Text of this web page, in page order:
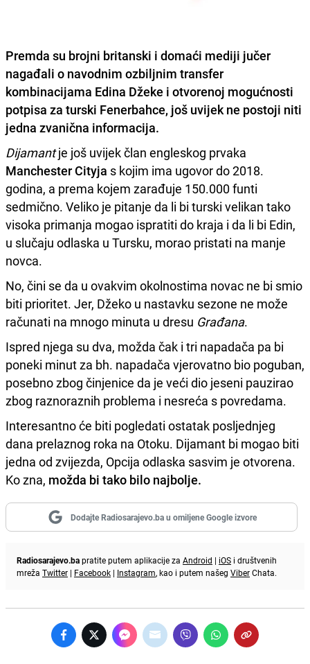
Premda su brojni britanski i domaći mediji jučer
nagađali o navodnim ozbiljnim transfer
kombinacijama Edina Džeke i otvorenoj mogućnosti
potpisa za turski Fenerbahce, još uvijek ne postoji niti
jedna zvanična informacija.
Dijamantje još uvijek član engleskog prvaka
Manchester Cityja s kojim ima ugovor do 2018.
godina, a prema kojem zarađuje 150.000 funti
sedmično. Veliko je pitanje da li bi turski velikan tako
visoka primanja mogao ispratiti do kraja i da li bi Edin,
u slučaju odlaska u Tursku, morao pristati na manje
novca.
No, čini se da u ovakvim okolnostima novac ne bi smio
biti prioritet. Jer, Džeko u nastavku sezone ne može
računati na mnogo minuta u dresu Građana.
Ispred njega su dva, možda čak i tri napadača pa bi
poneki minut za bh. napadača vjerovatno bio poguban,
posebno zbog činjenice da je veći dio jeseni pauzirao
zbog raznoraznih problema i nesreća s povredama.
Interesantno će biti pogledati ostatak posljednjeg
dana prelaznog roka na Otoku. Dijamant bi mogao biti
jedna od zvijezda, Opcija odlaska sasvim je otvorena.
Ko zna, možda bi tako bilo najbolje.
Dodajte Radiosarajevo.ba u omiljene Google izvore
Radiosarajevo.bapratite putem aplikacije za Android | iOS i društvenih
mreža Twitter | Facebook | Instagram, kao i putem našeg ViberChata.